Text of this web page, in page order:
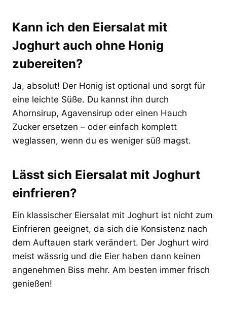
Kann ich den Eiersalat mit
Joghurt auch ohne Honig
zubereiten?
Ja, absolut! Der Honig ist optional und sorgt für
eine leichte Süße. Du kannst ihn durch
Ahornsirup, Agavensirup oder einen Hauch
Zucker ersetzen – oder einfach komplett
weglassen, wenn du es weniger süß magst.
Lässt sich Eiersalat mit Joghurt
einfrieren?
Ein klassischer Eiersalat mit Joghurt ist nicht zum
Einfrieren geeignet, da sich die Konsistenz nach
dem Auftauen stark verändert. Der Joghurt wird
meist wässrig und die Eier haben dann keinen
angenehmen Biss mehr. Am besten immer frisch
genießen!